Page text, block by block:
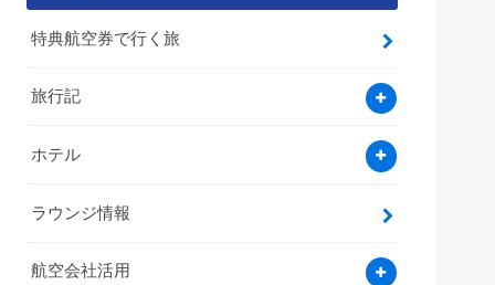
特典航空券で行く旅
旅行記
ホテル
ラウンジ情報
航空会社活用